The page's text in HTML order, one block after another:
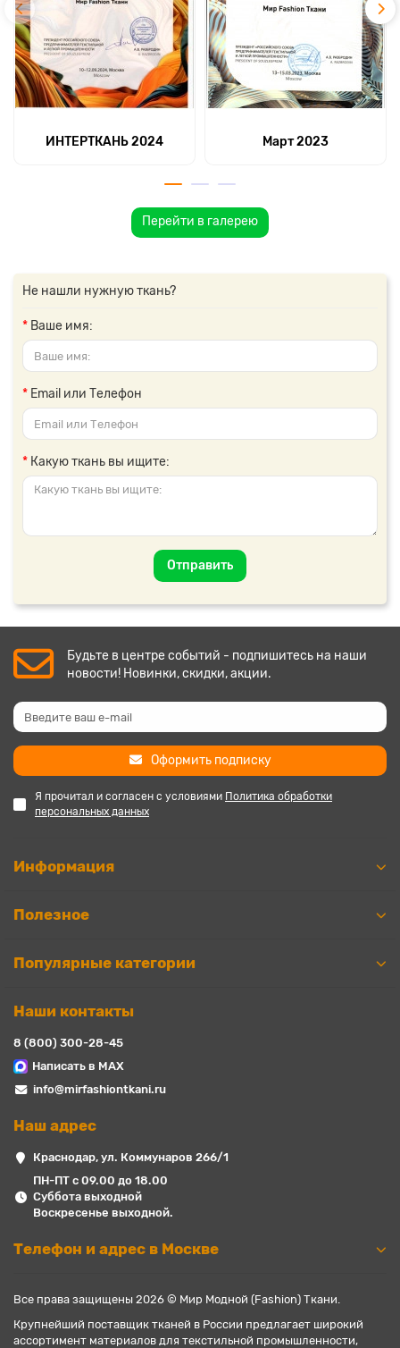
ИНТЕРТКАНЬ 2024 Март 2023
Перейти в галерею
Не нашли нужную ткань?
Ваше имя:
Email или Телефон
Какую ткань вы ищите:
Отправить
Будьте в центре событий - подпишитесь на наши
новости! Новинки, скидки, акции.
Оформить подписку
Я прочитал и согласен с условиями Политика обработки
персональных данных
Информация
Полезное
Популярные категории
Наши контакты
8 (800) 300-28-45
Написать в MAX
info@mirfashiontkani.ru
Наш адрес
Краснодар, ул. Коммунаров 266/1
ПН-ПТ с 09.00 до 18.00
Суббота выходной
Воскресенье выходной.
Телефон и адрес в Москве
Все права защищены 2026 © Мир Модной (Fashion) Ткани.
Крупнейший поставщик тканей в России предлагает широкий
ассортимент материалов для текстильной промышленности,